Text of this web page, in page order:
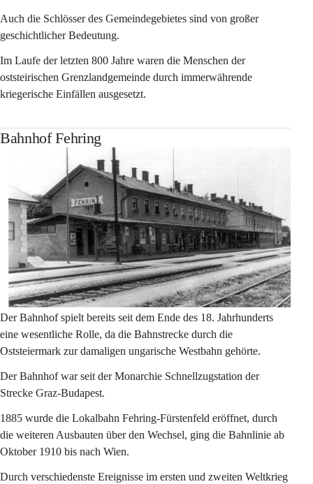
Auch die Schlösser des Gemeindegebietes sind von großer
geschichtlicher Bedeutung.
Im Laufe der letzten 800 Jahre waren die Menschen der
oststeirischen Grenzlandgemeinde durch immerwährende
kriegerische Einfällen ausgesetzt.
Bahnhof Fehring
Der Bahnhof spielt bereits seit dem Ende des 18. Jahrhunderts
eine wesentliche Rolle, da die Bahnstrecke durch die
Oststeiermark zur damaligen ungarische Westbahn gehörte.
Der Bahnhof war seit der Monarchie Schnellzugstation der
Strecke Graz-Budapest.
1885 wurde die Lokalbahn Fehring-Fürstenfeld eröffnet, durch
die weiteren Ausbauten über den Wechsel, ging die Bahnlinie ab
Oktober 1910 bis nach Wien.
Durch verschiedenste Ereignisse im ersten und zweiten Weltkrieg